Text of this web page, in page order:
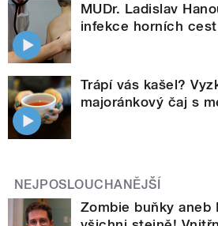
MUDr. Ladislav
infekce horních
Trápí vás kašel?
majoránkový čaj s
NEJPOSLOUCHANĚJŠÍ
Zombie buňky aneb